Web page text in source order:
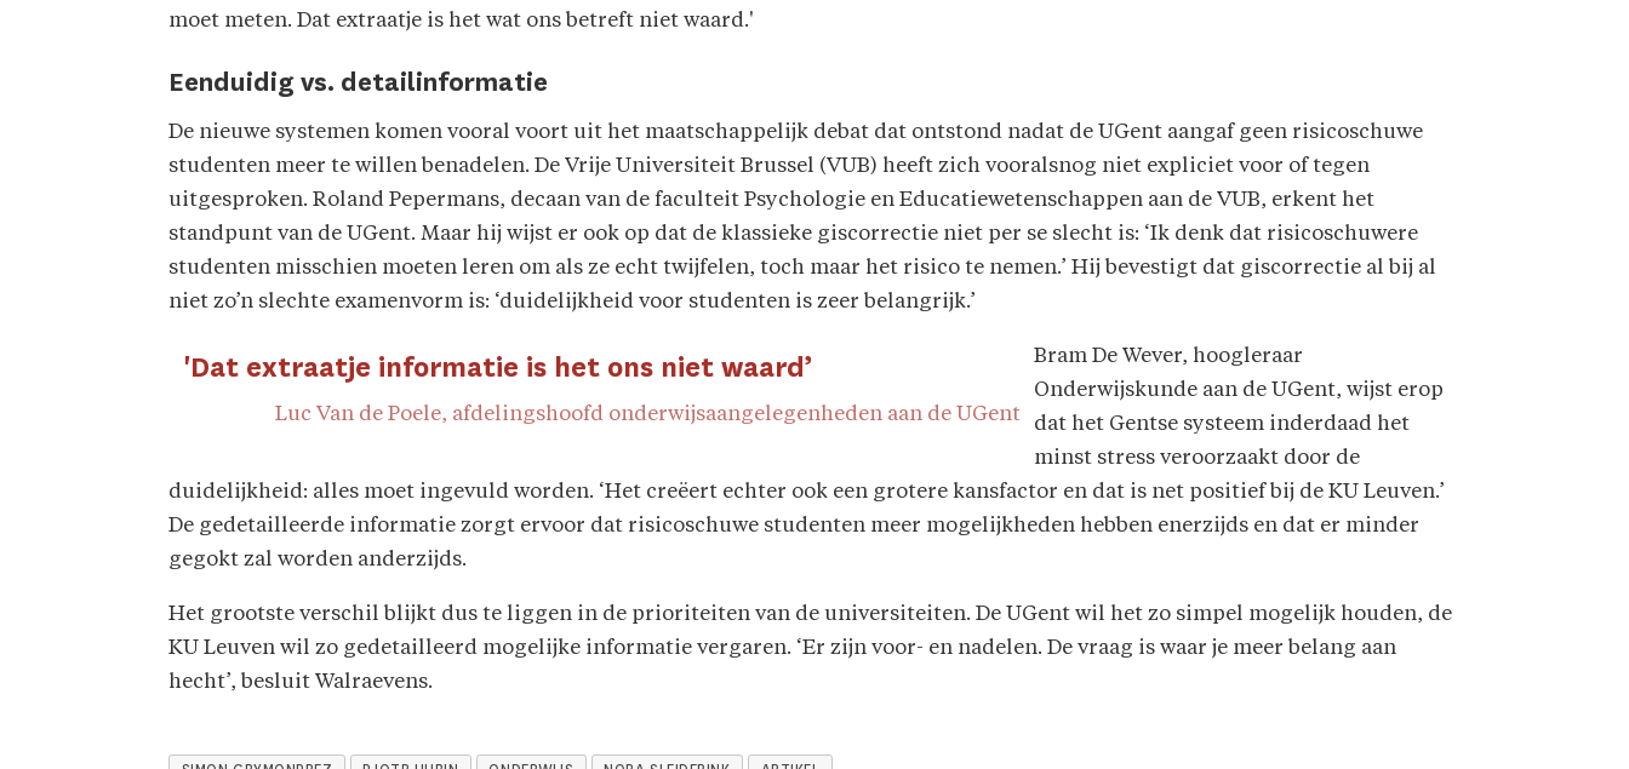
moet meten. Dat extraatje is het wat ons betreft niet waard.'
Eenduidig vs. detailinformatie
De nieuwe systemen komen vooral voort uit het maatschappelijk debat dat ontstond nadat de UGent aangaf geen risicoschuwe
studenten meer te willen benadelen. De Vrije Universiteit Brussel (VUB) heeft zich vooralsnog niet expliciet voor of tegen
uitgesproken. Roland Pepermans, decaan van de faculteit Psychologie en Educatiewetenschappen aan de VUB, erkent het
standpunt van de UGent. Maar hij wijst er ook op dat de klassieke giscorrectie niet per se slecht is: ‘Ik denk dat risicoschuwere
studenten misschien moeten leren om als ze echt twijfelen, toch maar het risico te nemen.’ Hij bevestigt dat giscorrectie al bij al
niet zo’n slechte examenvorm is: ‘duidelijkheid voor studenten is zeer belangrijk.’
'Dat extraatje informatie is het ons niet waard’
Luc Van de Poele, afdelingshoofd onderwijsaangelegenheden aan de UGent
Bram De Wever, hoogleraar
Onderwijskunde aan de UGent, wijst erop
dat het Gentse systeem inderdaad het
minst stress veroorzaakt door de
duidelijkheid: alles moet ingevuld worden. ‘Het creëert echter ook een grotere kansfactor en dat is net positief bij de KU Leuven.’
De gedetailleerde informatie zorgt ervoor dat risicoschuwe studenten meer mogelijkheden hebben enerzijds en dat er minder
gegokt zal worden anderzijds.
Het grootste verschil blijkt dus te liggen in de prioriteiten van de universiteiten. De UGent wil het zo simpel mogelijk houden, de
KU Leuven wil zo gedetailleerd mogelijke informatie vergaren. ‘Er zijn voor- en nadelen. De vraag is waar je meer belang aan
hecht’, besluit Walraevens.